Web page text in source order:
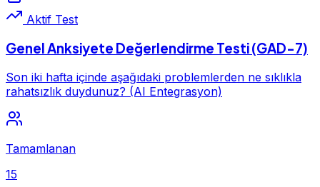
Aktif Test
Genel Anksiyete Değerlendirme Testi (GAD-7)
Son iki hafta içinde aşağıdaki problemlerden ne sıklıkla
rahatsızlık duydunuz? (AI Entegrasyon)
Tamamlanan
15